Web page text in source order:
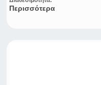
Περισσότερα